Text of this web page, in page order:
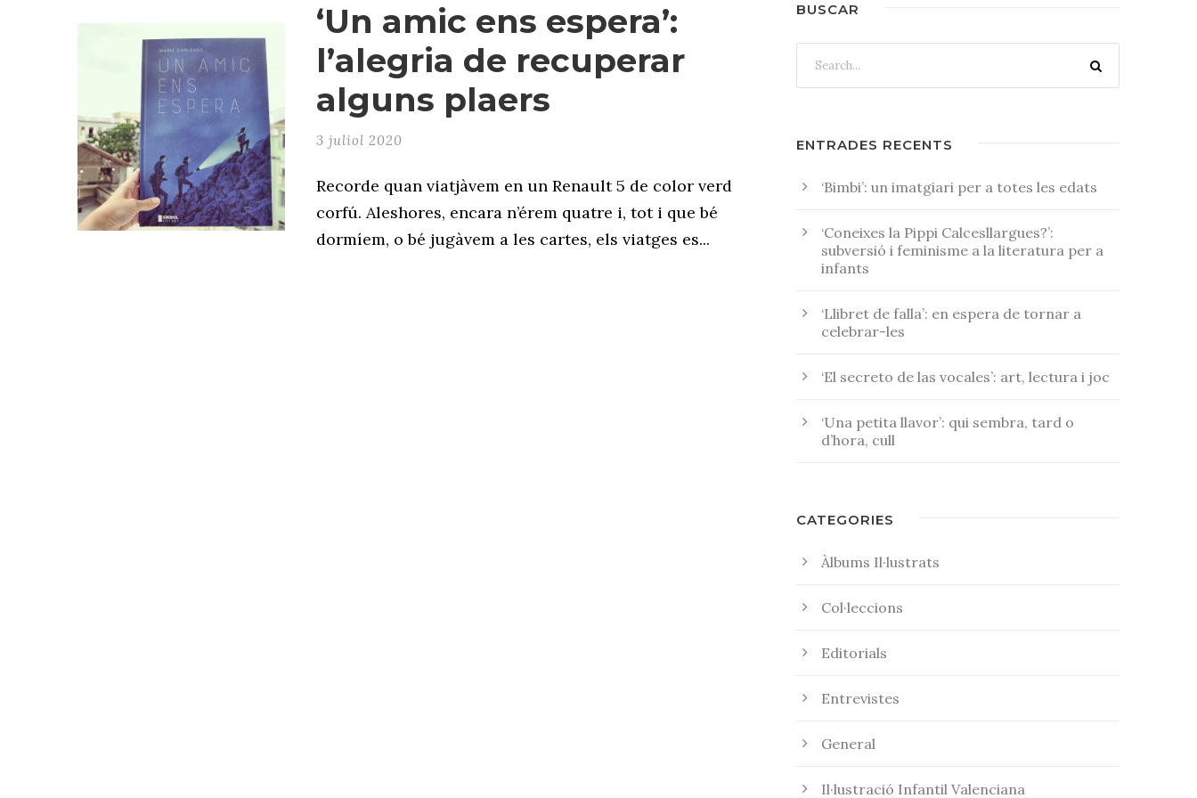
‘Un amic ens espera’:
l’alegria de recuperar
alguns plaers
3 juliol 2020
Recorde quan viatjàvem en un Renault 5 de color verd
corfú. Aleshores, encara n’érem quatre i, tot i que bé
dormíem, o bé jugàvem a les cartes, els viatges es...
BUSCAR
ENTRADES RECENTS
‘Bimbi’: un imatgiari per a totes les edats
‘Coneixes la Pippi Calcesllargues?’:
subversió i feminisme a la literatura per a
infants
‘Llibret de falla’: en espera de tornar a
celebrar-les
‘El secreto de las vocales’: art, lectura i joc
‘Una petita llavor’: qui sembra, tard o
d’hora, cull
CATEGORIES
Àlbums Il·lustrats
Col·leccions
Editorials
Entrevistes
General
Il·lustració Infantil Valenciana